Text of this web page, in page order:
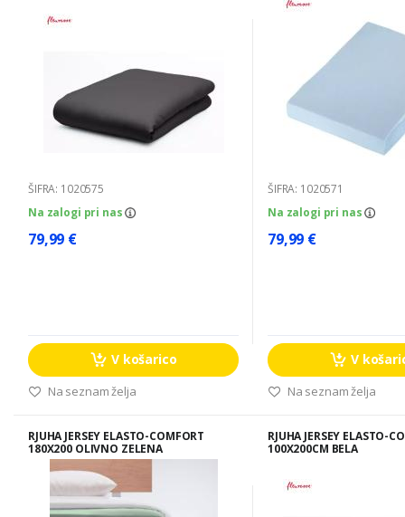
ŠIFRA: 1020575
Na zalogi pri nas
79,99 €
V košarico
Na seznam želja
ŠIFRA: 1020571
Na zalogi pri nas
79,99 €
V
Na seznam želja
RJUHA JERSEY ELASTO-COMFORT
180X200 OLIVNO ZELENA
RJUHA JERSEY ELASTO-
100X200CM BELA